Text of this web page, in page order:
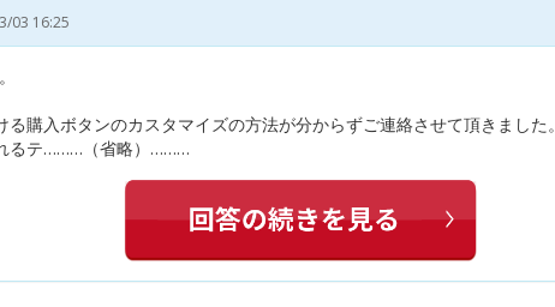
03 16:25
購入ボタンのカスタマイズの方法が分からずご連絡させて頂きました。
るテ………（省略）………